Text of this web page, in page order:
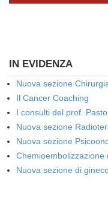
IN EVIDENZA
Nuova sezione
Il Cancer Coaching
I consulti del prof.
Nuova sezione
Nuova sezione
Nuova sezione di